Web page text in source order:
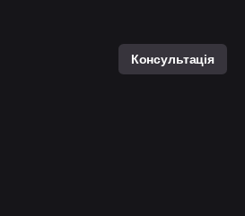
Консультація